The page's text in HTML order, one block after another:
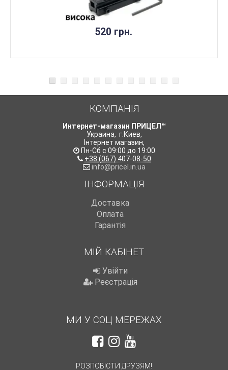
520 грн.
КОМПАНІЯ
Интернет-магазин ПРИЦЕЛ™
Украина, г.Киев,
Інтернет магазин,
Пн-Сб с 09:00 до 19:00
+38 (067) 407-08-50
info@pricel.in.ua
ІНФОРМАЦІЯ
Доставка
Оплата
Гарантія
МІЙ КАБІНЕТ
Увійти
Реєстрація
МИ У СОЦ МЕРЕЖАХ
РОЗПОВІСТИ ДРУЗЯМ!